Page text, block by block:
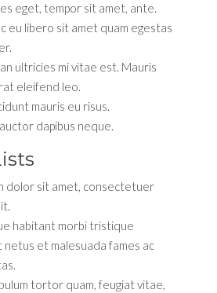
eget, tempor sit amet, ante.
eu libero sit amet quam egestas
ultricies mi vitae est. Mauris
eleifend leo.
mauris eu risus.
dapibus neque.
dolor sit amet, consectetuer
habitant morbi tristique
et malesuada fames ac
tortor quam, feugiat vitae,